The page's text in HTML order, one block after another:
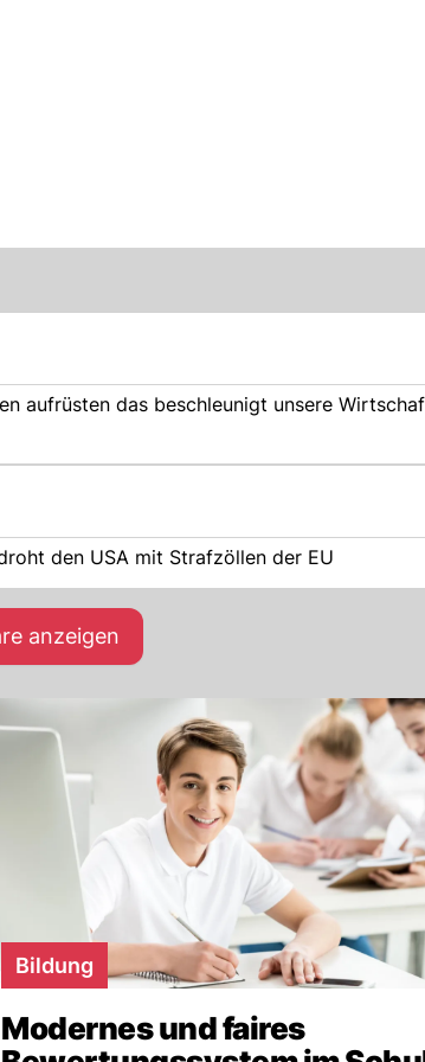
aufrüsten das beschleunigt unsere
europäischen Strafzöllen ¿¿¿¿¿¿¿¿ Macron droht den USA mit Strafzöllen der EU
anzeigen
Bildung
Modernes und faires